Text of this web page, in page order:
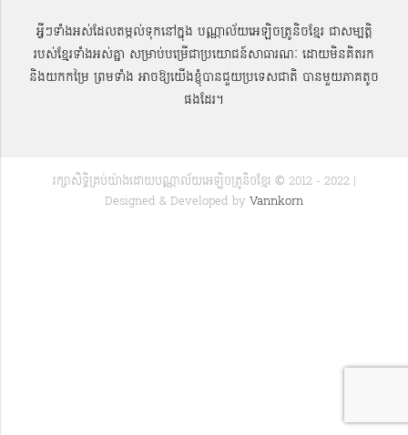
អ្វីៗទាំងអស់ដែលតម្កល់ទុកនៅក្នុង បណ្ណាល័យអេឡិចត្រូនិចខ្មែរ ជាសម្បតិ្ត
របស់ខ្មែរទាំងអស់គ្នា សម្រាប់បម្រើជាប្រយោជន៍សាធារណៈ ដោយមិនគិតរក
និងយកកម្រៃ ព្រមទាំង អាចឱ្យយើងខ្ញុំបានជួយប្រទេសជាតិ បានមួយភាគតូច
ផងដែរ។
រក្សាសិទ្ធិគ្រប់យ៉ាងដោយបណ្ណាល័យអេឡិចត្រូនិចខ្មែរ © 2012 - 2022 |
Designed & Developed by Vannkorn